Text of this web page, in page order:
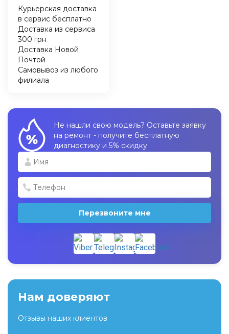
Курьерская доставка
в сервис бесплатно
Доставка из сервиса
300 грн
Доставка Новой
Почтой
Самовывоз из любого
филиала
Не нашли свою модель? Оставьте заявку
на ремонт - получите бесплатную
диагностику и 5% скидку
Перезвоните мне
Нам доверяют
Отзывы наших клиентов